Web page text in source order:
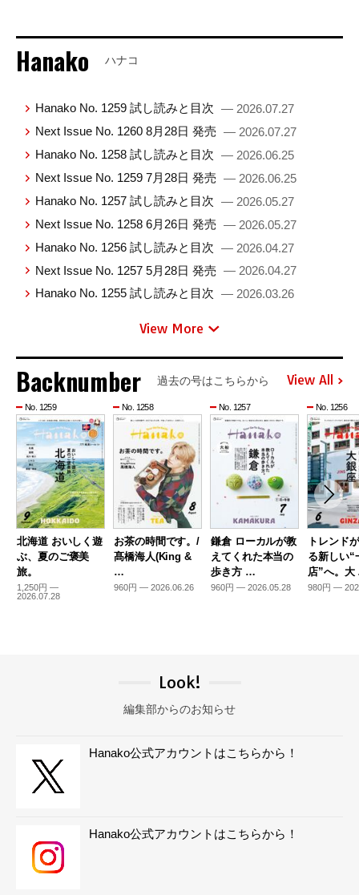
Hanako ハナコ
Hanako No. 1259 試し読みと目次 — 2026.07.27
Next Issue No. 1260 8月28日 発売 — 2026.07.27
Hanako No. 1258 試し読みと目次 — 2026.06.25
Next Issue No. 1259 7月28日 発売 — 2026.06.25
Hanako No. 1257 試し読みと目次 — 2026.05.27
Next Issue No. 1258 6月26日 発売 — 2026.05.27
Hanako No. 1256 試し読みと目次 — 2026.04.27
Next Issue No. 1257 5月28日 発売 — 2026.04.27
Hanako No. 1255 試し読みと目次 — 2026.03.26
View More
Backnumber 過去の号はこちらから View All
No. 1259
北海道 おいしく遊
ぶ、夏のご褒美
旅。
1,250円 —
2026.07.28
No. 1258
お茶の時間です。/
髙橋海人(King &
…
960円 — 2026.06.26
No. 1257
鎌倉 ローカルが教
えてくれた本当の
歩き方 …
960円 — 2026.05.28
No. 1256
トレンド
る新しい“
店”へ。
980円 —
Look!
編集部からのお知らせ
Hanako公式アカウントはこちらから！
Hanako公式アカウントはこちらから！